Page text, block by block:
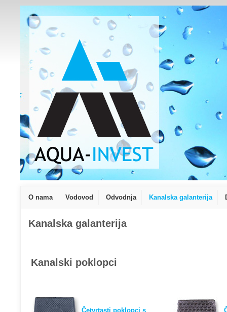
O nama Vodovod Odvodnja Kanalska galanterija
Kanalska galanterija
Kanalski poklopci
Četvrtasti poklopci s